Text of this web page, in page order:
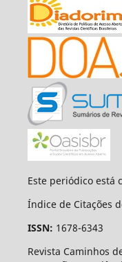
Este periódico está
Índice de Citações
ISSN: 1678-6343
Revista Caminhos